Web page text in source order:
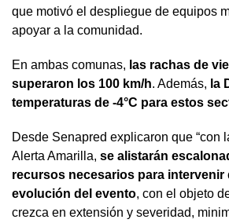
que motivó el despliegue de equipos
apoyar a la comunidad.
En ambas comunas, las rachas de
superaron los 100 km/h. Además, la
temperaturas de -4°C para estos
Desde Senapred explicaron que “con
Alerta Amarilla, se alistarán
recursos necesarios para intervenir
evolución del evento, con el objeto
crezca en extensión y severidad,